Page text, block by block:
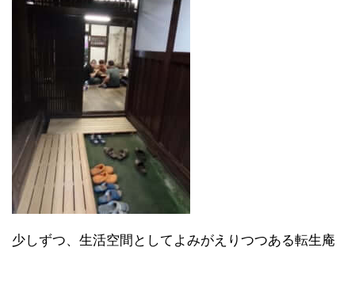
少しずつ、生活空間としてよみがえりつつある転生庵